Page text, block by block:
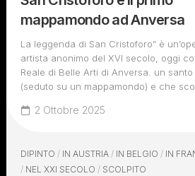
mappamondo ad Anversa
La leggenda di San Cristoforo” è
artista anonimo del XVI secolo, oggi
Reale di Belle Arti di Anversa. un
(seduto su un mappamondo) e che
2 Ottobre 2025
DIPINTO / IN AUSTRIA / IN BELGIO / IN
/ NEL XXI SECOLO / SCOLPITO